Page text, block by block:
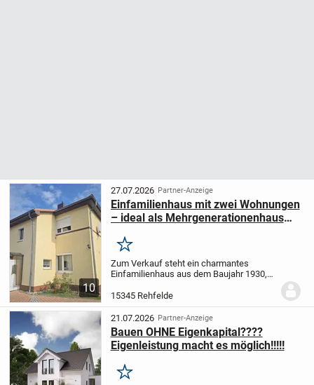
10
27.07.2026 Partner-Anzeige
Einfamilienhaus mit zwei Wohnungen
– ideal als Mehrgenerationenhaus
Merken
Zum Verkauf steht ein charmantes
Einfamilienhaus aus dem Baujahr 1930,
modernisiert wurde. Mit zwei separaten
Wohneinheiten eignet sich das Objekt
hervorragend als...
15345 Rehfelde
21.07.2026 Partner-Anzeige
Bauen OHNE Eigenkapital????
Eigenleistung macht es möglich!!!!!
Merken